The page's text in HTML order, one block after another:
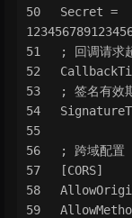
Secret =
; 回调请求
; 签名有效
; 跨域配置
[CORS]